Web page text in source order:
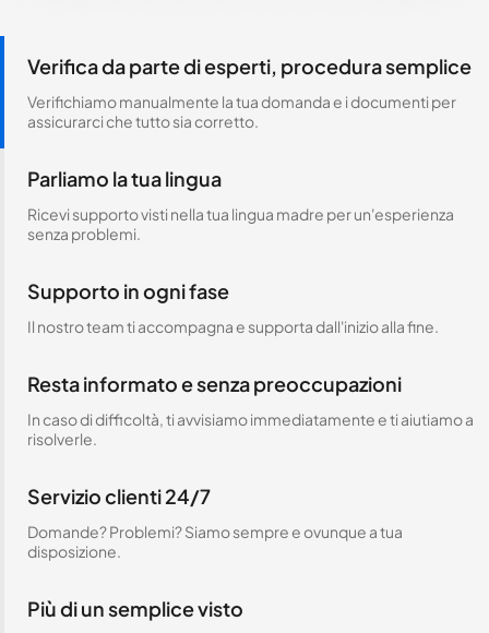
Verifica da parte di esperti, procedura semplice
Verifichiamo manualmente la tua domanda e i documenti per
assicurarci che tutto sia corretto.
Parliamo la tua lingua
Ricevi supporto visti nella tua lingua madre per un'esperienza
senza problemi.
Supporto in ogni fase
Il nostro team ti accompagna e supporta dall'inizio alla fine.
Resta informato e senza preoccupazioni
In caso di difficoltà, ti avvisiamo immediatamente e ti aiutiamo a
risolverle.
Servizio clienti 24/7
Domande? Problemi? Siamo sempre e ovunque a tua
disposizione.
Più di un semplice visto